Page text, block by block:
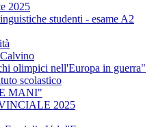
2025
studenti - esame A2
olimpici nell'Europa in guerra"
scolastico
MANI"
2025